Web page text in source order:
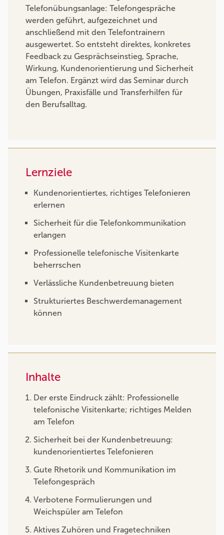
Telefonübungsanlage: Telefongespräche
werden geführt, aufgezeichnet und
anschließend mit den Telefontrainern
ausgewertet. So entsteht direktes, konkretes
Feedback zu Gesprächseinstieg, Sprache,
Wirkung, Kundenorientierung und Sicherheit
am Telefon. Ergänzt wird das Seminar durch
Übungen, Praxisfälle und Transferhilfen für
den Berufsalltag.
Lernziele
Kundenorientiertes, richtiges Telefonieren
erlernen
Sicherheit für die Telefonkommunikation
erlangen
Professionelle telefonische Visitenkarte
beherrschen
Verlässliche Kundenbetreuung bieten
Strukturiertes Beschwerdemanagement
können
Inhalte
Der erste Eindruck zählt: Professionelle
telefonische Visitenkarte; richtiges Melden
am Telefon
Sicherheit bei der Kundenbetreuung:
kundenorientiertes Telefonieren
Gute Rhetorik und Kommunikation im
Telefongespräch
Verbotene Formulierungen und
Weichspüler am Telefon
Aktives Zuhören und Fragetechniken